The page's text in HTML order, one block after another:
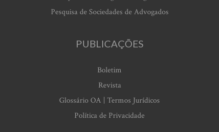
Pesquisa de Sociedades de Advogados
PUBLICAÇÕES
Boletim
Revista
Glossário OA | Termos Jurídicos
Política de Privacidade